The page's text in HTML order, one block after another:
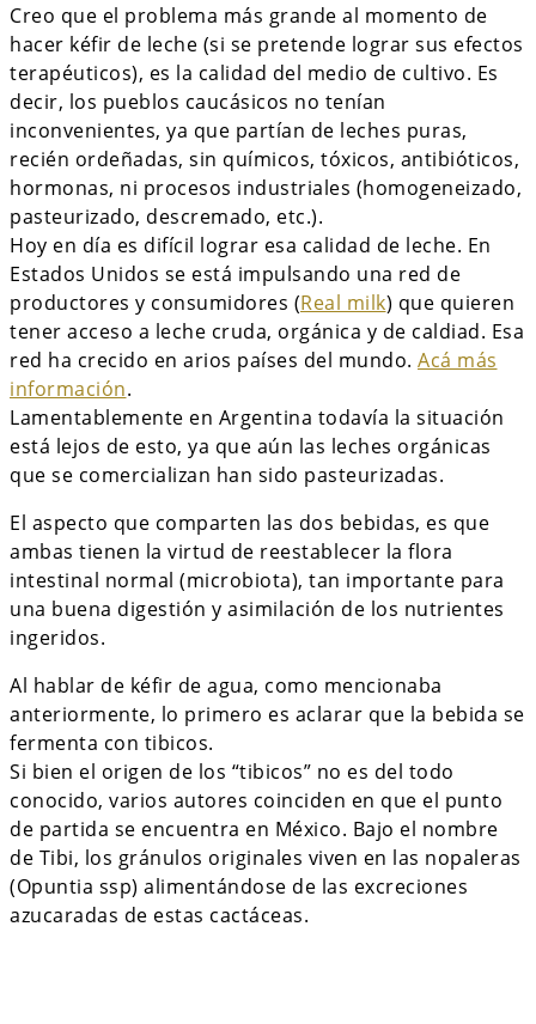
Creo que el problema más grande al momento de
hacer kéfir de leche (si se pretende lograr sus efectos
terapéuticos), es la calidad del medio de cultivo. Es
decir, los pueblos caucásicos no tenían
inconvenientes, ya que partían de leches puras,
recién ordeñadas, sin químicos, tóxicos, antibióticos,
hormonas, ni procesos industriales (homogeneizado,
pasteurizado, descremado, etc.).
Hoy en día es difícil lograr esa calidad de leche. En
Estados Unidos se está impulsando una red de
productores y consumidores (Real milk) que quieren
tener acceso a leche cruda, orgánica y de caldiad. Esa
red ha crecido en arios países del mundo. Acá más
información.
Lamentablemente en Argentina todavía la situación
está lejos de esto, ya que aún las leches orgánicas
que se comercializan han sido pasteurizadas.
El aspecto que comparten las dos bebidas, es que
ambas tienen la virtud de reestablecer la flora
intestinal normal (microbiota), tan importante para
una buena digestión y asimilación de los nutrientes
ingeridos.
Al hablar de kéfir de agua, como mencionaba
anteriormente, lo primero es aclarar que la bebida se
fermenta con tibicos.
Si bien el origen de los “tibicos” no es del todo
conocido, varios autores coinciden en que el punto
de partida se encuentra en México. Bajo el nombre
de Tibi, los gránulos originales viven en las nopaleras
(Opuntia ssp) alimentándose de las excreciones
azucaradas de estas cactáceas.